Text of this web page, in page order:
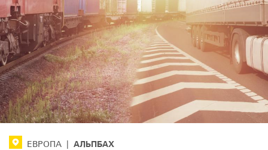
ЕВРОПА АЛЬПБАХ